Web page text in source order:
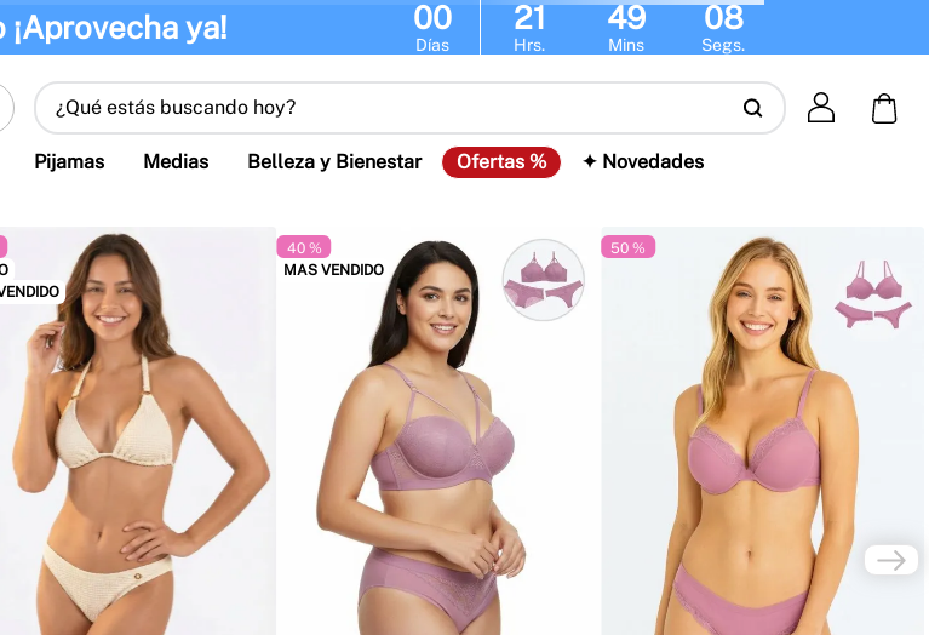
ya! 00
Días
21
Hrs.
49
Mins
07
Segs.
¿Qué estás buscando hoy?
Pijamas Medias Belleza y Bienestar Ofertas % ✦ Novedades
40 %
MAS VENDIDO
50 %